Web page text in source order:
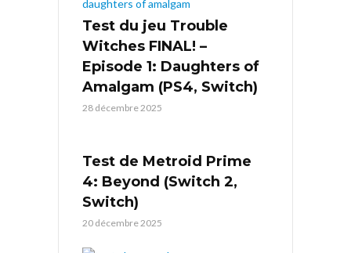
Test du jeu Trouble
Witches FINAL! –
Episode 1: Daughters of
Amalgam (PS4, Switch)
28 décembre 2025
Test de Metroid Prime
4: Beyond (Switch 2,
Switch)
20 décembre 2025